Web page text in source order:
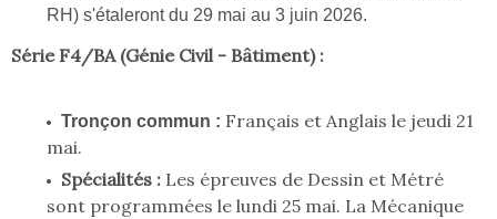
RH) s'étaleront du 29 mai au 3 juin 2026.
Série F4/BA (Génie Civil - Bâtiment) :
Tronçon commun : Français et Anglais le jeudi 21
mai.
Spécialités : Les épreuves de Dessin et Métré
sont programmées le lundi 25 mai. La Mécanique